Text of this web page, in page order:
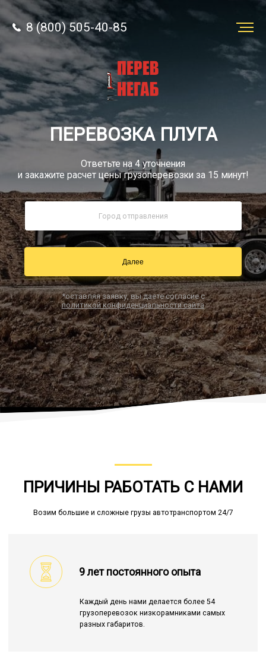
8 (800) 505-40-85
Звонок по России бесплатный
sale@simtruck-negabarit.ru
Заказать звонок
Заказать
перевозку
Грузы
8 (800) 505-40-85
ПЕРЕВОЗКА ПЛУГА
Ответьте на 4 уточнения
и закажите расчет цены грузоперевозки за 15 минут!
Далее
*оставляя заявку, вы даете согласие с
политикой конфиденциальности сайта
ПРИЧИНЫ РАБОТАТЬ С НАМИ
Возим большие и сложные грузы автотранспортом 24/7
9 лет постоянного опыта
Каждый день нами делается более 54
грузоперевозок низкорамниками самых
разных габаритов.